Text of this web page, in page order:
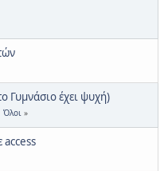
Γυμνάσιο έχει ψυχή)
Όλοι
access